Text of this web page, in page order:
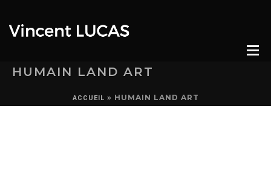
HUMAIN LAND ART
ACCUEIL » HUMAIN LAND ART